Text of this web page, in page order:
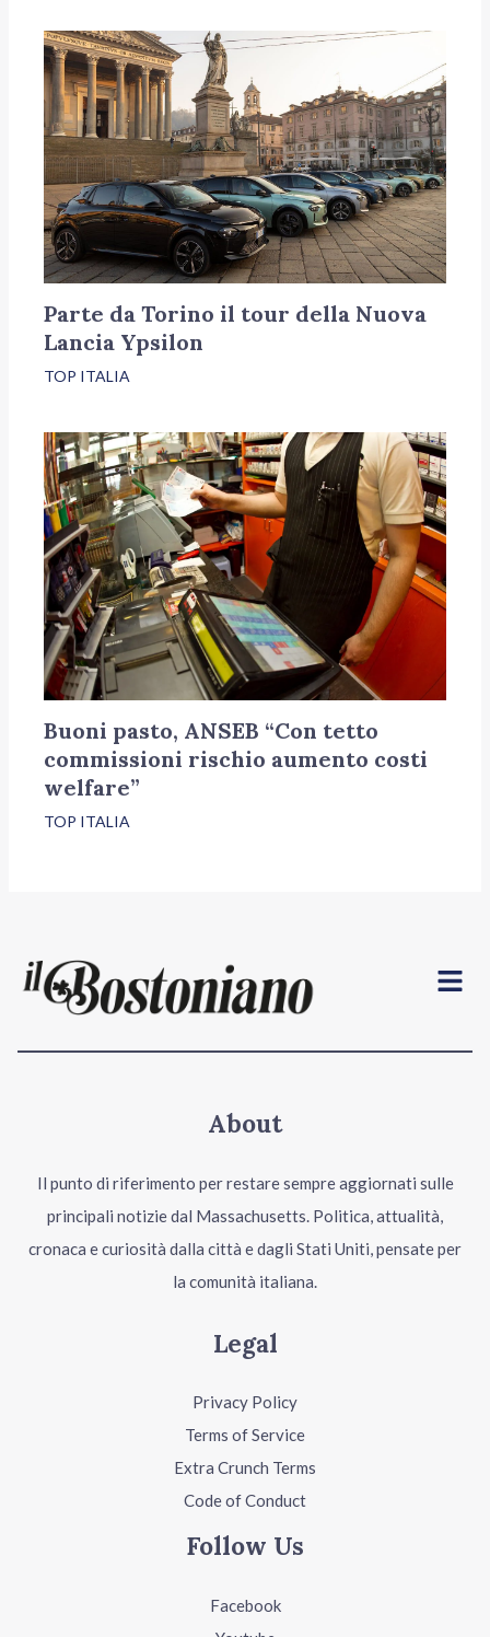
Parte da Torino il tour della Nuova
Lancia Ypsilon
TOP ITALIA
Buoni pasto, ANSEB “Con tetto
commissioni rischio aumento costi
welfare”
TOP ITALIA
Menu
About
Il punto di riferimento per restare sempre aggiornati sulle
principali notizie dal Massachusetts. Politica, attualità,
cronaca e curiosità dalla città e dagli Stati Uniti, pensate per
la comunità italiana.
Legal
Privacy Policy
Terms of Service
Extra Crunch Terms
Code of Conduct
Follow Us
Facebook